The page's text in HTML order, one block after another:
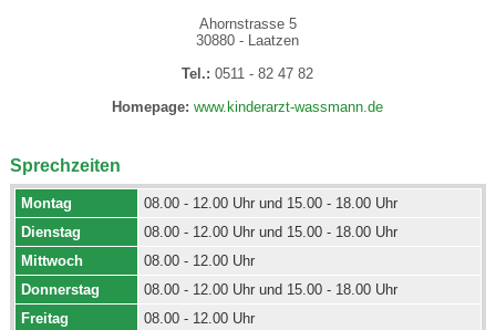
Ahornstrasse 5
30880 - Laatzen
Tel.: 0511 - 82 47 82
Homepage:www.kinderarzt-wassmann.de
Sprechzeiten
Montag
08.00 - 12.00 Uhr und 15.00 - 18.00 Uhr
Dienstag
08.00 - 12.00 Uhr und 15.00 - 18.00 Uhr
Mittwoch
08.00 - 12.00 Uhr
Donnerstag
08.00 - 12.00 Uhr und 15.00 - 18.00 Uhr
Freitag
08.00 - 12.00 Uhr